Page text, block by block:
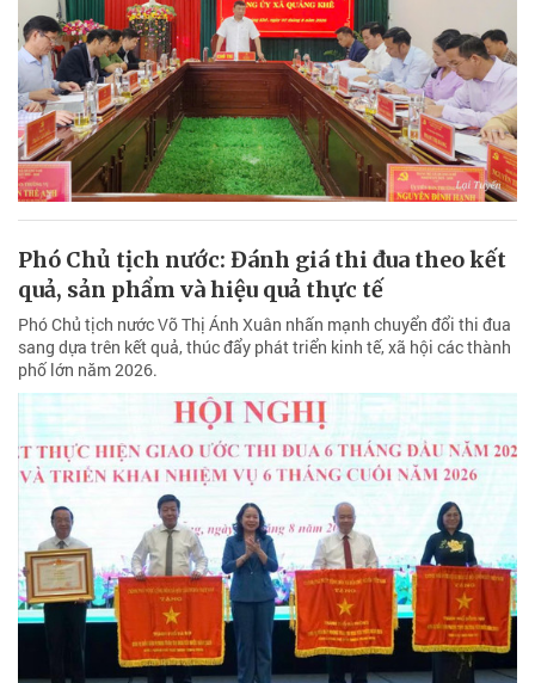
Phó Chủ tịch nước: Đánh giá thi đua theo kết
quả, sản phẩm và hiệu quả thực tế
Phó Chủ tịch nước Võ Thị Ánh Xuân nhấn mạnh chuyển đổi thi đua
sang dựa trên kết quả, thúc đẩy phát triển kinh tế, xã hội các thành
phố lớn năm 2026.